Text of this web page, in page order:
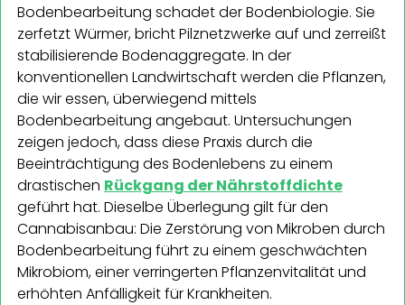
Bodenbearbeitung schadet der Bodenbiologie. Sie
zerfetzt Würmer, bricht Pilznetzwerke auf und zerreißt
stabilisierende Bodenaggregate. In der
konventionellen Landwirtschaft werden die Pflanzen,
die wir essen, überwiegend mittels
Bodenbearbeitung angebaut. Untersuchungen
zeigen jedoch, dass diese Praxis durch die
Beeinträchtigung des Bodenlebens zu einem
drastischen Rückgang der Nährstoffdichte
geführt hat. Dieselbe Überlegung gilt für den
Cannabisanbau: Die Zerstörung von Mikroben durch
Bodenbearbeitung führt zu einem geschwächten
Mikrobiom, einer verringerten Pflanzenvitalität und
erhöhten Anfälligkeit für Krankheiten.